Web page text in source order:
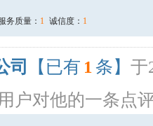
务质量： 1 诚信度： 1
司 【已有 1 条】 于
用户对他的一条点